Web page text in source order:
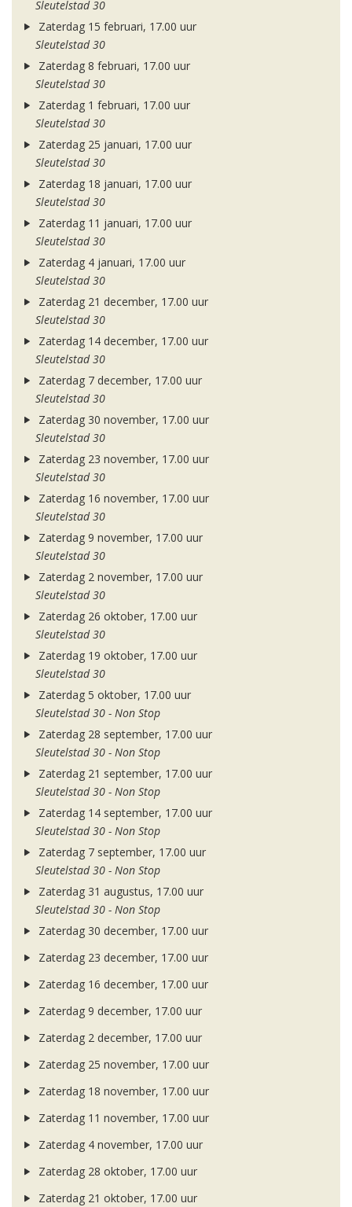
Sleutelstad 30
Zaterdag 15 februari, 17.00 uur
Sleutelstad 30
Zaterdag 8 februari, 17.00 uur
Sleutelstad 30
Zaterdag 1 februari, 17.00 uur
Sleutelstad 30
Zaterdag 25 januari, 17.00 uur
Sleutelstad 30
Zaterdag 18 januari, 17.00 uur
Sleutelstad 30
Zaterdag 11 januari, 17.00 uur
Sleutelstad 30
Zaterdag 4 januari, 17.00 uur
Sleutelstad 30
Zaterdag 21 december, 17.00 uur
Sleutelstad 30
Zaterdag 14 december, 17.00 uur
Sleutelstad 30
Zaterdag 7 december, 17.00 uur
Sleutelstad 30
Zaterdag 30 november, 17.00 uur
Sleutelstad 30
Zaterdag 23 november, 17.00 uur
Sleutelstad 30
Zaterdag 16 november, 17.00 uur
Sleutelstad 30
Zaterdag 9 november, 17.00 uur
Sleutelstad 30
Zaterdag 2 november, 17.00 uur
Sleutelstad 30
Zaterdag 26 oktober, 17.00 uur
Sleutelstad 30
Zaterdag 19 oktober, 17.00 uur
Sleutelstad 30
Zaterdag 5 oktober, 17.00 uur
Sleutelstad 30 - Non Stop
Zaterdag 28 september, 17.00 uur
Sleutelstad 30 - Non Stop
Zaterdag 21 september, 17.00 uur
Sleutelstad 30 - Non Stop
Zaterdag 14 september, 17.00 uur
Sleutelstad 30 - Non Stop
Zaterdag 7 september, 17.00 uur
Sleutelstad 30 - Non Stop
Zaterdag 31 augustus, 17.00 uur
Sleutelstad 30 - Non Stop
Zaterdag 30 december, 17.00 uur
Zaterdag 23 december, 17.00 uur
Zaterdag 16 december, 17.00 uur
Zaterdag 9 december, 17.00 uur
Zaterdag 2 december, 17.00 uur
Zaterdag 25 november, 17.00 uur
Zaterdag 18 november, 17.00 uur
Zaterdag 11 november, 17.00 uur
Zaterdag 4 november, 17.00 uur
Zaterdag 28 oktober, 17.00 uur
Zaterdag 21 oktober, 17.00 uur